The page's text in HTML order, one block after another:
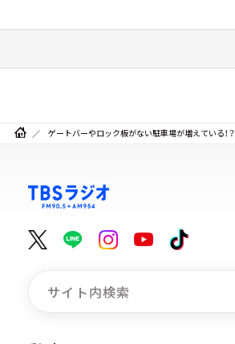
ゲートバーやロック板がない駐車場が増えている！？